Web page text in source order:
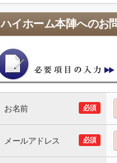
ハイホーム本陣へのお
必須
お名前
必須
メールアドレス